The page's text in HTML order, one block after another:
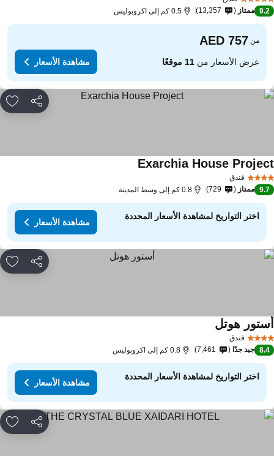
9.2 ممتاز 13,357 0.5 كم إلى اكروبوليس
من
عرض الأسعار من11 موقعًا مشاهدة الأسعار
مشاركة
فندق
Exarchia Houseمشاهدة الأسعار
9.7 ممتاز 729 0.8 كم إلى وسط المدينة
اختر التواريخ لمشاهدة الأسعار المحددة
مشاهدة الأسعار
مشاركة
فندق
هوتلمشاهدة الأسعار
8.4 جيد جدًا 7,461 0.8 كم إلى اكروبوليس
اختر التواريخ لمشاهدة الأسعار المحددة
مشاهدة الأسعار
مشاركة